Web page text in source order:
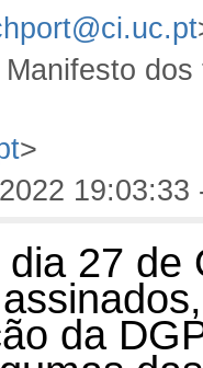
dos
>
19:03:33
dia 27
da